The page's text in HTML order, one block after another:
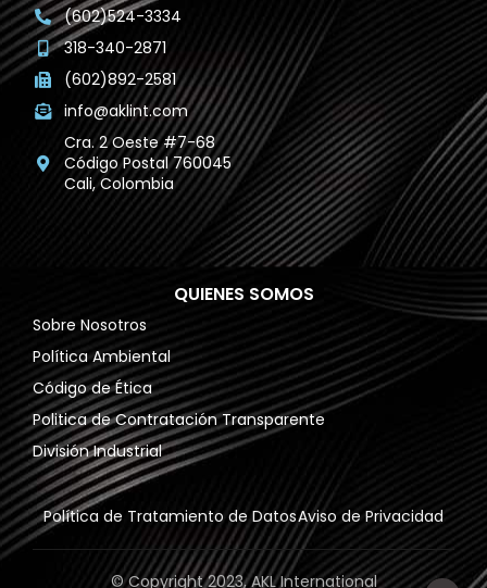
(602)524-3334
318-340-2871
(602)892-2581
info@aklint.com
Cra. 2 Oeste #7-68
Código Postal 760045
Cali, Colombia
QUIENES SOMOS
Sobre Nosotros
Política Ambiental
Código de Ética
Politica de Contratación Transparente
División Industrial
Política de Tratamiento de DatosAviso de Privacidad
© Copyright 2023, AKL International